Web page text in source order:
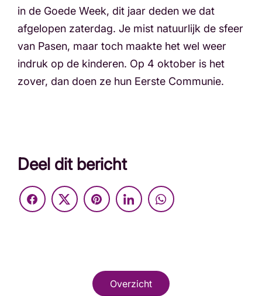
in de Goede Week, dit jaar deden we dat
afgelopen zaterdag. Je mist natuurlijk de sfeer
van Pasen, maar toch maakte het wel weer
indruk op de kinderen. Op 4 oktober is het
zover, dan doen ze hun Eerste Communie.
Deel dit bericht
Overzicht